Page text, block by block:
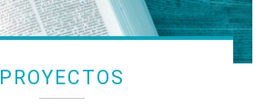
PROYECTOS